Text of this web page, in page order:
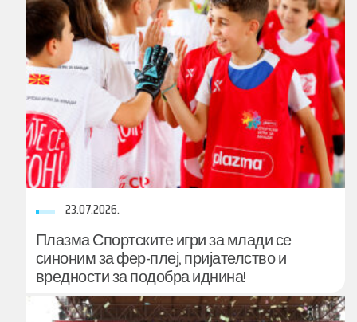
23.07.2026.
Плазма Спортските игри за млади се
синоним за фер-плеј, пријателство и
вредности за подобра иднина!